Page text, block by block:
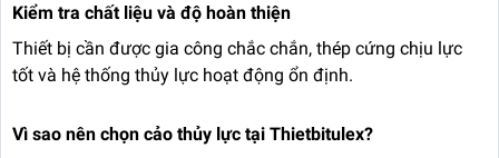
Kiểm tra chất liệu và độ hoàn thiện
Thiết bị cần được gia công chắc chắn, thép cứng chịu lực
tốt và hệ thống thủy lực hoạt động ổn định.
Vì sao nên chọn cảo thủy lực tại Thietbitulex?